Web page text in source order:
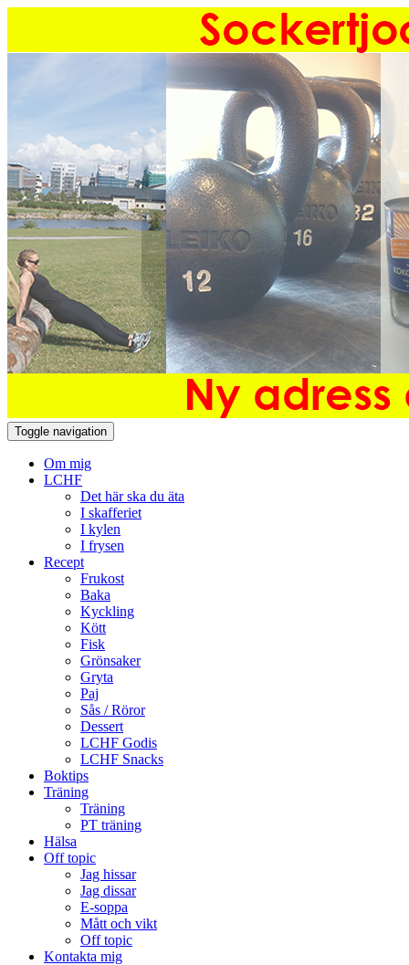
Toggle navigation
Om mig
LCHF
Det här ska du äta
I skafferiet
I kylen
I frysen
Recept
Frukost
Baka
Kyckling
Kött
Fisk
Grönsaker
Gryta
Paj
Sås / Röror
Dessert
LCHF Godis
LCHF Snacks
Boktips
Träning
Träning
PT träning
Hälsa
Off topic
Jag hissar
Jag dissar
E-soppa
Mått och vikt
Off topic
Kontakta mig